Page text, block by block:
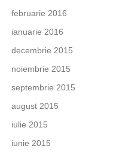
februarie 2016
ianuarie 2016
decembrie 2015
noiembrie 2015
septembrie 2015
august 2015
iulie 2015
iunie 2015